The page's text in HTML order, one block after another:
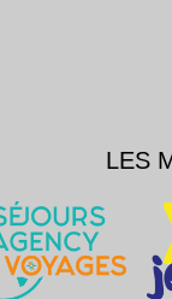
LES